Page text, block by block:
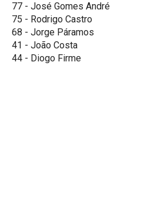
77 - José Gomes André
75 - Rodrigo Castro
68 - Jorge Páramos
41 - João Costa
44 - Diogo Firme